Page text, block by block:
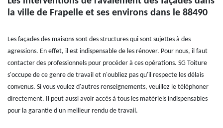
la ville de Frapelle et ses environs dans le 88490
Les façades des maisons sont des structures qui sont sujettes à des
agressions. En effet, il est indispensable de les rénover. Pour nous, il faut
contacter des professionnels pour procéder à ces opérations. SG Toiture
s'occupe de ce genre de travail et n'oubliez pas qu'il respecte les délais
convenus. Si vous voulez d'autres renseignements, veuillez le téléphoner
directement. Il peut aussi avoir accès à tous les matériels indispensables
pour la garantie d'un meilleur rendu de travail.